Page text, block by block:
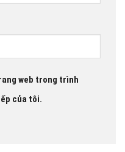
web trong trình
của tôi.